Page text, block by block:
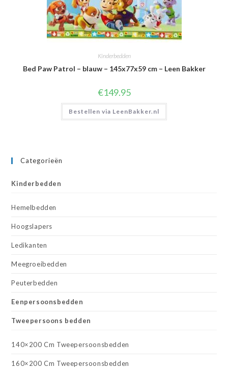
Kinderbedden
Bed Paw Patrol – blauw – 145x77x59 cm – Leen Bakker
€149.95
Bestellen via LeenBakker.nl
Categorieën
Kinderbedden
Hemelbedden
Hoogslapers
Ledikanten
Meegroeibedden
Peuterbedden
Eenpersoonsbedden
Tweepersoons bedden
140×200 Cm Tweepersoonsbedden
160×200 Cm Tweepersoonsbedden